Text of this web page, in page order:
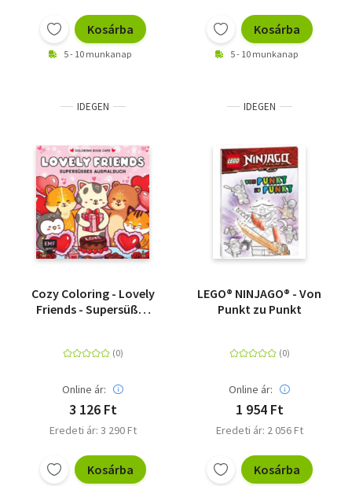
Kosárba
5 - 10 munkanap
Kosárba
5 - 10 munkanap
IDEGEN
Cozy Coloring - Lovely
Friends - Supersüßes
Träumen - Für
und Kinder
Online ár:
3 126 Ft
Eredeti ár: 3 290 Ft
Kosárba
IDEGEN
LEGO® NINJAGO® - Von
Punkt zu Punkt
Online ár:
1 954 Ft
Eredeti ár: 2 056 Ft
Kosárba